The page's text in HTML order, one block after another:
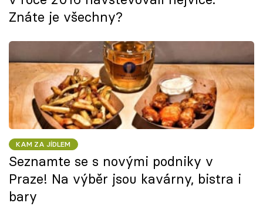
Znáte je všechny?
KAM ZA JÍDLEM
Seznamte se s novými podniky v
Praze! Na výběr jsou kavárny, bistra i
bary